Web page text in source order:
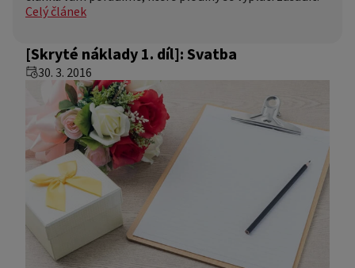
Celý článek
[Skryté náklady 1. díl]: Svatba
30. 3. 2016